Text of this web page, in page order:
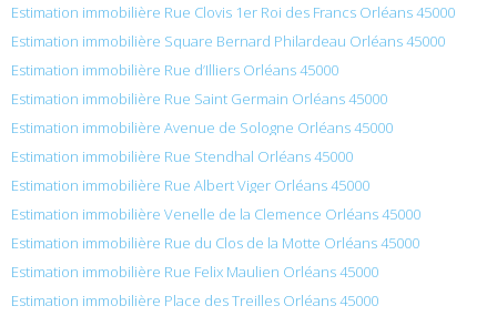
Estimation immobilière Rue Clovis 1er Roi des Francs Orléans 45000
Estimation immobilière Square Bernard Philardeau Orléans 45000
Estimation immobilière Rue d’Illiers Orléans 45000
Estimation immobilière Rue Saint Germain Orléans 45000
Estimation immobilière Avenue de Sologne Orléans 45000
Estimation immobilière Rue Stendhal Orléans 45000
Estimation immobilière Rue Albert Viger Orléans 45000
Estimation immobilière Venelle de la Clemence Orléans 45000
Estimation immobilière Rue du Clos de la Motte Orléans 45000
Estimation immobilière Rue Felix Maulien Orléans 45000
Estimation immobilière Place des Treilles Orléans 45000